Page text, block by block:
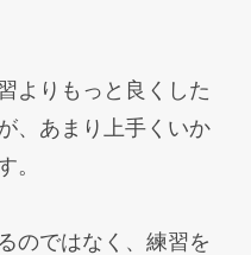
よりもっと良くした
、あまり上手くいか
。
のではなく、練習を